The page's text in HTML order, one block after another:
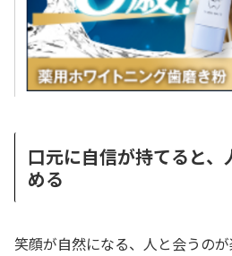
口元に自信が持てると、
める
笑顔が自然になる、人と会うの